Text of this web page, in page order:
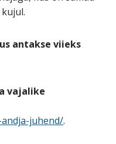
antakse viieks
vajalike
juhend/.